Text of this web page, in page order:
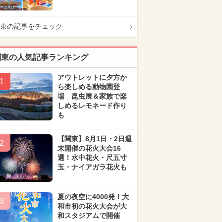
の記事をチェック
の人気記事ランキング
1
アウトレットに夕方か
ら楽しめる動物園登
場 昆虫展＆家族で楽
しめるレモネード作り
も
2
【関東】8月1日・2日週
末開催の花火大会16
選！水中花火・尺五寸
玉・ナイアガラ花火も
3
夏の夜空に4000発！大
和市初の花火大会が大
和スタジアムで開催